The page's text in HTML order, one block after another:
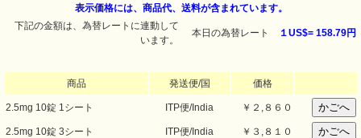
表示価格には、商品代、送料が含まれています。
下記の金額は、為替レートに連動して
います。
本日の為替レート １US$= 158.79円
商品 発送便/国 価格
2.5mg 10錠 1シート ITP便/India ￥ ２,８６０
2.5mg 10錠 3シート ITP便/India ￥ ３,８１０